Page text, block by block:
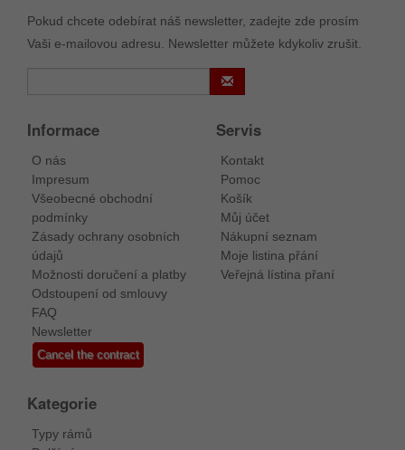
Pokud chcete odebírat náš newsletter, zadejte zde prosím
Vaši e-mailovou adresu. Newsletter můžete kdykoliv zrušit.
Informace
O nás
Impresum
Všeobecné obchodní
podmínky
Zásady ochrany osobních
údajů
Možnosti doručení a platby
Odstoupení od smlouvy
FAQ
Newsletter
Cancel the contract
Servis
Kontakt
Pomoc
Košík
Můj účet
Nákupní seznam
Moje listina přání
Veřejná lístina přaní
Kategorie
Typy rámů